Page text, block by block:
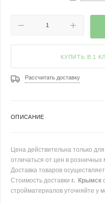
КУПИТЬ В 1
Рассчитать доставку
ОПИСАНИЕ
Цена действительна только
отличаться от цен в розничных
Доставка товаров
Стоимость доставки г. Крымск
стройматериалов уточняйте у